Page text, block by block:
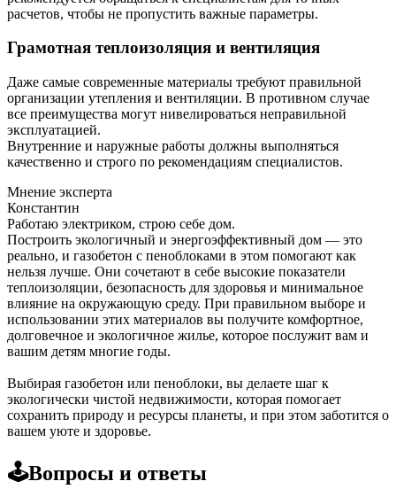
расчетов, чтобы не пропустить важные параметры.
Грамотная теплоизоляция и вентиляция
Даже самые современные материалы требуют правильной
организации утепления и вентиляции. В противном случае
все преимущества могут нивелироваться неправильной
эксплуатацией.
Внутренние и наружные работы должны выполняться
качественно и строго по рекомендациям специалистов.
Мнение эксперта
Константин
Работаю электриком, строю себе дом.
Построить экологичный и энергоэффективный дом — это
реально, и газобетон с пеноблоками в этом помогают как
нельзя лучше. Они сочетают в себе высокие показатели
теплоизоляции, безопасность для здоровья и минимальное
влияние на окружающую среду. При правильном выборе и
использовании этих материалов вы получите комфортное,
долговечное и экологичное жилье, которое послужит вам и
вашим детям многие годы.
Выбирая газобетон или пеноблоки, вы делаете шаг к
экологически чистой недвижимости, которая помогает
сохранить природу и ресурсы планеты, и при этом заботится о
вашем уюте и здоровье.
🕹️Вопросы и ответы